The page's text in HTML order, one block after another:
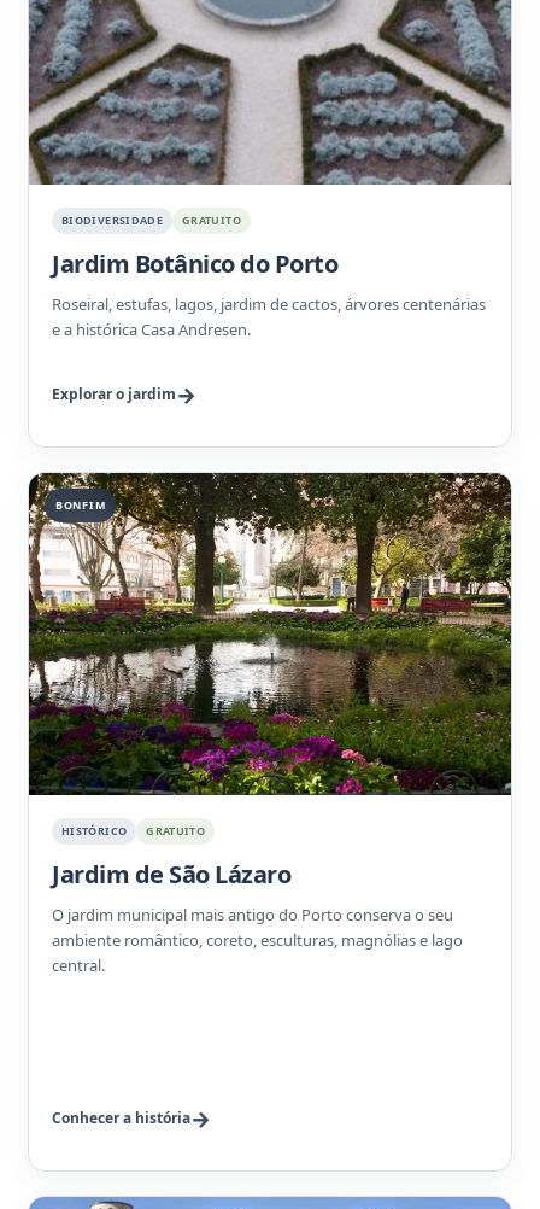
BIODIVERSIDADE GRATUITO
Jardim Botânico do Porto
Roseiral, estufas, lagos, jardim de cactos, árvores centenárias
e a histórica Casa Andresen.
Explorar o jardim
BONFIM
HISTÓRICO GRATUITO
Jardim de São Lázaro
O jardim municipal mais antigo do Porto conserva o seu
ambiente romântico, coreto, esculturas, magnólias e lago
central.
Conhecer a história